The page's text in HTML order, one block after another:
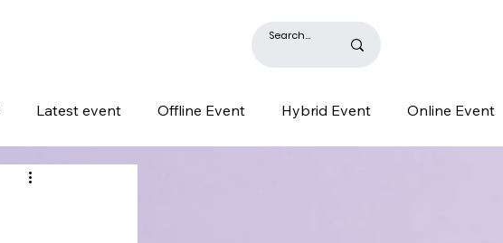
Latest event Offline Event Hybrid Event Online Event